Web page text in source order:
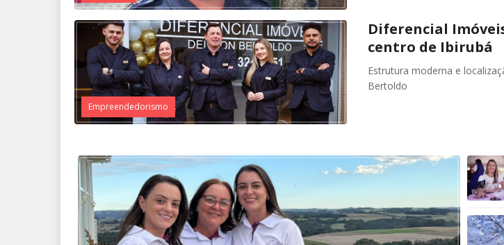
Empreendedorismo
Diferencial
centro de Ibirubá
Estrutura moderna e
Bertoldo